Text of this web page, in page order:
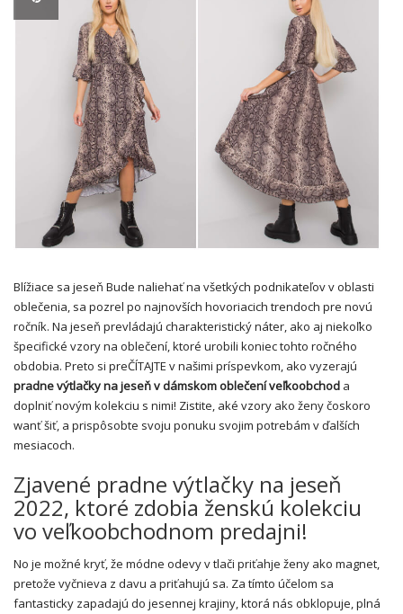
Blížiace sa jeseň Bude naliehať na všetkých podnikateľov v oblasti
oblečenia, sa pozrel po najnovších hovoriacich trendoch pre novú
ročník. Na jeseň prevládajú charakteristický náter, ako aj niekoľko
špecifické vzory na oblečení, ktoré urobili koniec tohto ročného
obdobia. Preto si preČÍTAJTE v našimi príspevkom, ako vyzerajú
pradne výtlačky na jeseň v dámskom oblečení veľkoobchod a
doplniť novým kolekciu s nimi! Zistite, aké vzory ako ženy čoskoro
wanť šiť, a prispôsobte svoju ponuku svojim potrebám v ďalších
mesiacoch.
Zjavené pradne výtlačky na jeseň
2022, ktoré zdobia ženskú kolekciu
vo veľkoobchodnom predajni!
No je možné kryť, že módne odevy v tlači priťahje ženy ako magnet,
pretože vyčnieva z davu a priťahujú sa. Za tímto účelom sa
fantasticky zapadajú do jesennej krajiny, ktorá nás obklopuje, plná